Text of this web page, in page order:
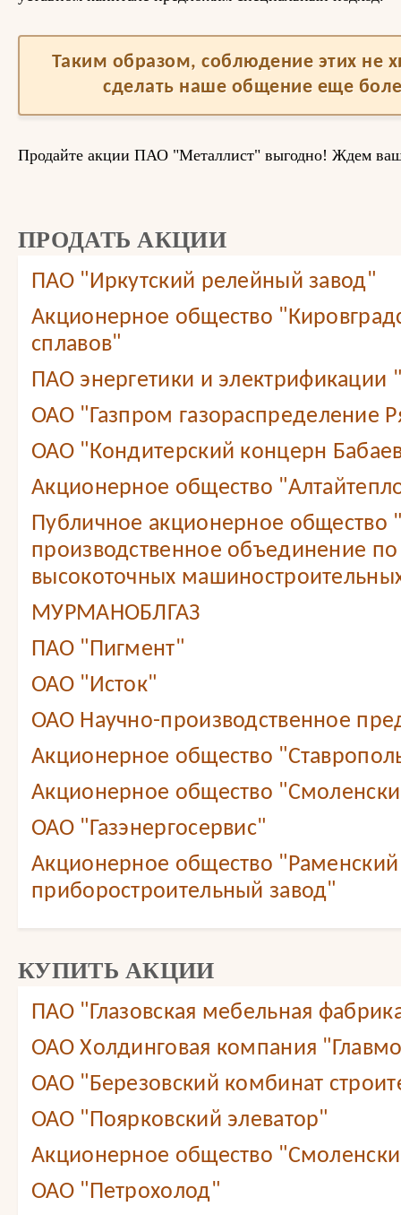
Таким образом, соблюдение этих не
сделать наше общение еще
Продайте акции ПАО "Металлист" выгодно! Ждем
ПРОДАТЬ АКЦИИ
ПАО "Иркутский релейный завод"
Акционерное общество
сплавов"
ПАО энергетики и электрификации
ОАО "Газпром газораспределение
ОАО "Кондитерский концерн
Акционерное общество
Публичное акционерное общество
производственное объединение
высокоточных
МУРМАНОБЛГАЗ
ПАО "Пигмент"
ОАО "Исток"
ОАО Научно-производственное
Акционерное общество
Акционерное общество
ОАО "Газэнергосервис"
Акционерное общество "Раменский
приборостроительный завод"
КУПИТЬ АКЦИИ
ПАО "Глазовская мебельная
ОАО Холдинговая компания
ОАО "Березовский комбинат
ОАО "Поярковский элеватор"
Акционерное общество
ОАО "Петрохолод"